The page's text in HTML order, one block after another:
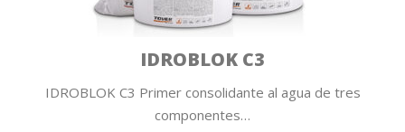
IDROBLOK C3
IDROBLOK C3 Primer consolidante al agua de tres
componentes…